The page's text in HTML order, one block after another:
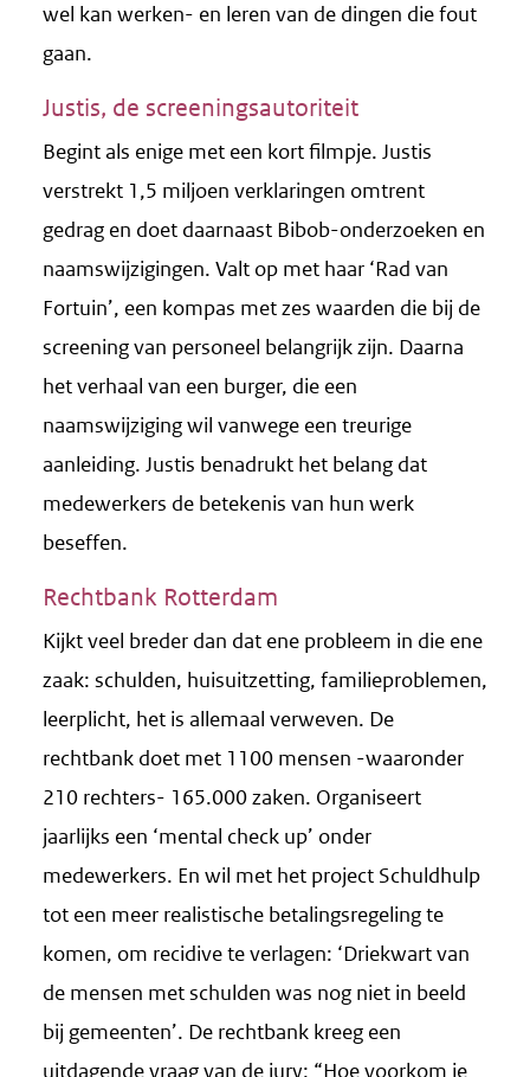
wel kan werken- en leren van de dingen die fout
gaan.
Justis, de screeningsautoriteit
Begint als enige met een kort filmpje. Justis
verstrekt 1,5 miljoen verklaringen omtrent
gedrag en doet daarnaast Bibob-onderzoeken en
naamswijzigingen. Valt op met haar ‘Rad van
Fortuin’, een kompas met zes waarden die bij de
screening van personeel belangrijk zijn. Daarna
het verhaal van een burger, die een
naamswijziging wil vanwege een treurige
aanleiding. Justis benadrukt het belang dat
medewerkers de betekenis van hun werk
beseffen.
Rechtbank Rotterdam
Kijkt veel breder dan dat ene probleem in die ene
zaak: schulden, huisuitzetting, familieproblemen,
leerplicht, het is allemaal verweven. De
rechtbank doet met 1100 mensen -waaronder
210 rechters- 165.000 zaken. Organiseert
jaarlijks een ‘mental check up’ onder
medewerkers. En wil met het project Schuldhulp
tot een meer realistische betalingsregeling te
komen, om recidive te verlagen: ‘Driekwart van
de mensen met schulden was nog niet in beeld
bij gemeenten’. De rechtbank kreeg een
uitdagende vraag van de jury: “Hoe voorkom je